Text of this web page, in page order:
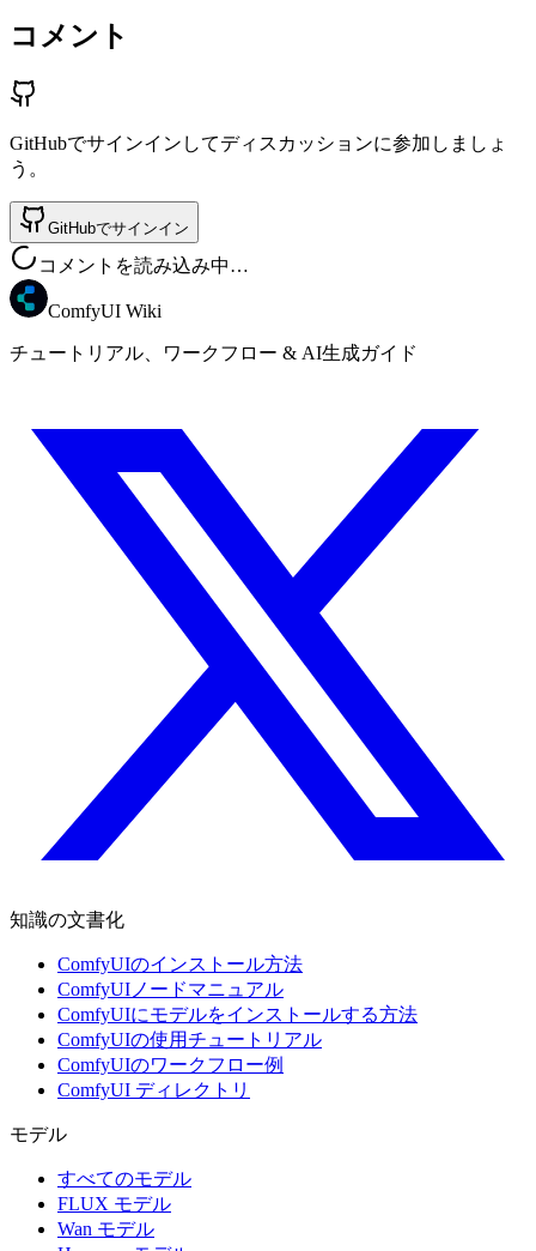
コメント
GitHubでサインインしてディスカッションに参加しましょ
う。
GitHubでサインイン
コメントを読み込み中…
ComfyUI Wiki
チュートリアル、ワークフロー & AI生成ガイド
知識の文書化
ComfyUIのインストール方法
ComfyUIノードマニュアル
ComfyUIにモデルをインストールする方法
ComfyUIの使用チュートリアル
ComfyUIのワークフロー例
ComfyUI ディレクトリ
モデル
すべてのモデル
FLUX モデル
Wan モデル